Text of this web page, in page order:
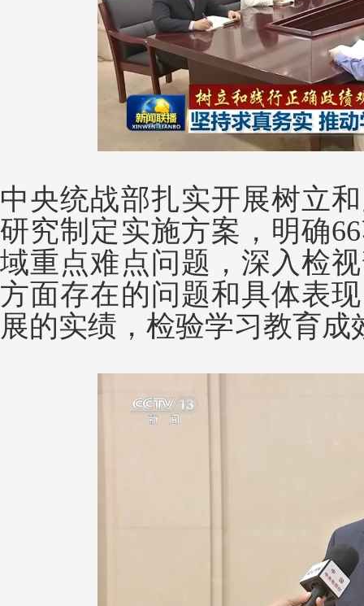
中央统战部扎实开展树立
研究制定实施方案，明确
域重点难点问题，深入检
方面存在的问题和具体表
展的实绩，检验学习教育成